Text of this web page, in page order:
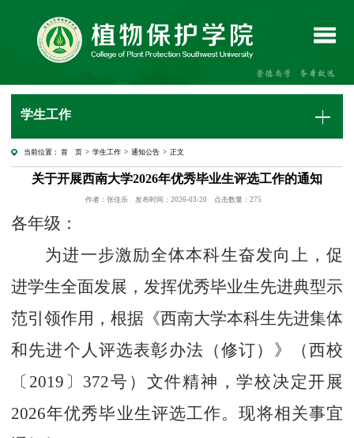
学生工作
当前位置： 首 页 >学生工作 >通知公告 > 正文
关于开展西南大学2026年优秀毕业生评选工作的通知
作者：张佳乐 发布时间：2026-03-20 点击数量： 275
各年级 ：
为进一步激励全体本科生奋发向上，促
进学生全面发展，发挥优秀毕业生先进典型示
范引领作用，根据《西南大学本科生先进集体
和先进个人评选表彰办法（修订）》（西校
〔 2019 〕 372号）文件精神，学校决定开展
2026年优秀毕业生评选工作。现将相关事宜